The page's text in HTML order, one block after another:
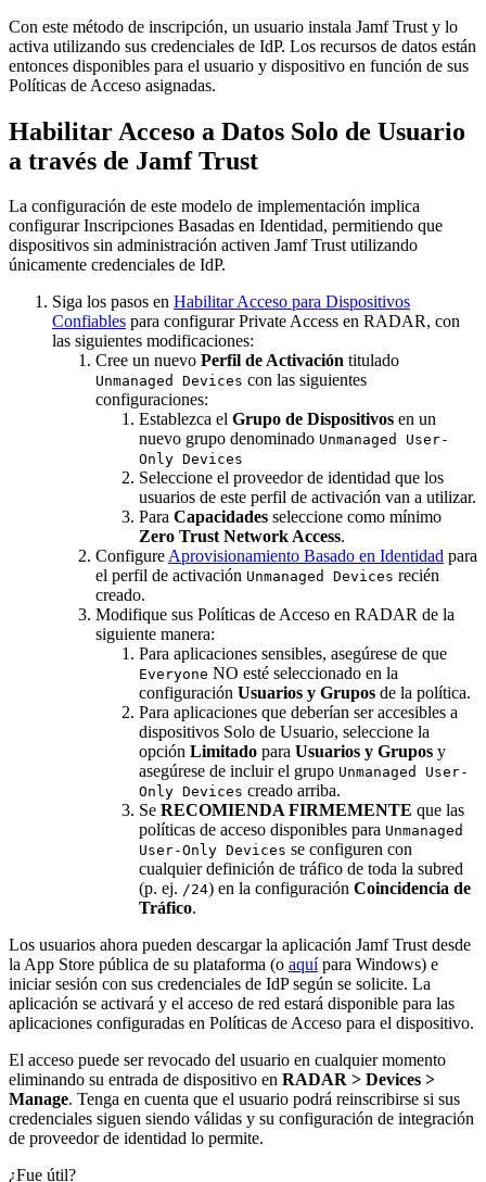
Con este método de inscripción, un usuario instala Jamf Trust y lo
activa utilizando sus credenciales de IdP. Los recursos de datos están
entonces disponibles para el usuario y dispositivo en función de sus
Políticas de Acceso asignadas.
Habilitar Acceso a Datos Solo de Usuario
a través de Jamf Trust
La configuración de este modelo de implementación implica
configurar Inscripciones Basadas en Identidad, permitiendo que
dispositivos sin administración activen Jamf Trust utilizando
únicamente credenciales de IdP.
Siga los pasos en Habilitar Acceso para Dispositivos
Confiables para configurar Private Access en RADAR, con
las siguientes modificaciones:
Cree un nuevo Perfil de Activación titulado
Unmanaged Devices con las siguientes
configuraciones:
Establezca el Grupo de Dispositivos en un
nuevo grupo denominado Unmanaged User-
Only Devices
Seleccione el proveedor de identidad que los
usuarios de este perfil de activación van a utilizar.
Para Capacidades seleccione como mínimo
Zero Trust Network Access.
ConfigureAprovisionamiento Basado en Identidad para
el perfil de activación Unmanaged Devices recién
creado.
Modifique sus Políticas de Acceso en RADAR de la
siguiente manera:
Para aplicaciones sensibles, asegúrese de que
Everyone NO esté seleccionado en la
configuración Usuarios y Grupos de la política.
Para aplicaciones que deberían ser accesibles a
dispositivos Solo de Usuario, seleccione la
opción Limitado para Usuarios y Grupos y
asegúrese de incluir el grupo Unmanaged User-
Only Devices creado arriba.
Se RECOMIENDA FIRMEMENTE que las
políticas de acceso disponibles para Unmanaged
User-Only Devices se configuren con
cualquier definición de tráfico de toda la subred
(p. ej. /24) en la configuración Coincidencia de
Tráfico.
Los usuarios ahora pueden descargar la aplicación Jamf Trust desde
la App Store pública de su plataforma (o aquípara Windows) e
iniciar sesión con sus credenciales de IdP según se solicite. La
aplicación se activará y el acceso de red estará disponible para las
aplicaciones configuradas en Políticas de Acceso para el dispositivo.
El acceso puede ser revocado del usuario en cualquier momento
eliminando su entrada de dispositivo en RADAR > Devices >
Manage. Tenga en cuenta que el usuario podrá reinscribirse si sus
credenciales siguen siendo válidas y su configuración de integración
de proveedor de identidad lo permite.
¿Fue útil?